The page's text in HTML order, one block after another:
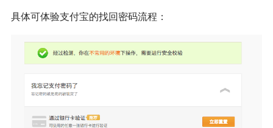
具体可体验支付宝的找回密码流程：